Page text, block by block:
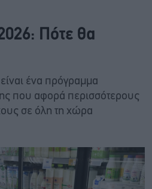
Πότε θα
ένα πρόγραμμα
που αφορά περισσότερους
σε όλη τη χώρα